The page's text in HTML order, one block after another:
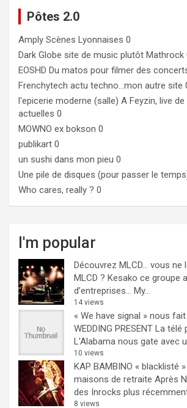
Pôtes 2.0
Amply Scènes Lyonnaises 0
Dark Globe site de music plutôt Mathrock
EOSHD Du matos pour filmer des
Frenchytech actu techno…mon autre site
l'epicerie moderne (salle) A Feyzin, live
actuelles 0
MOWNO ex bokson 0
publikart 0
un sushi dans mon pieu 0
Une pile de disques (pour passer le
Who cares, really ? 0
I'm popular
Découvrez MLCD… vous ne
MLCD ? Kesako ce groupe
d’entreprises… My...
14 views
« We have signal » nous
WEDDING PRESENT La télé
L'Alabama nous gate avec
10 views
KAP BAMBINO « blacklisté
maisons de retraite Après
des Inrocks plus
8 views